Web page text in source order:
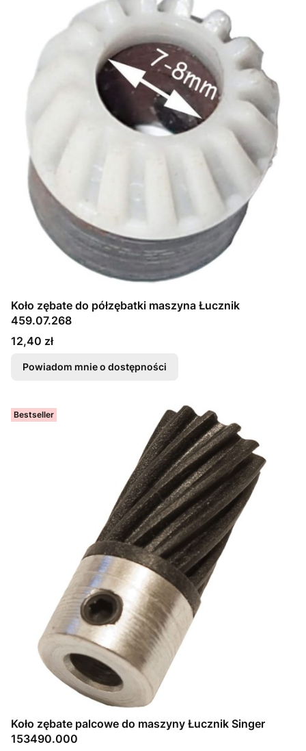
Koło zębate do półzębatki maszyna Łucznik
459.07.268
Cena
12,40 zł
Powiadom mnie o dostępności
Bestseller
Koło zębate palcowe do maszyny Łucznik Singer
153490.000